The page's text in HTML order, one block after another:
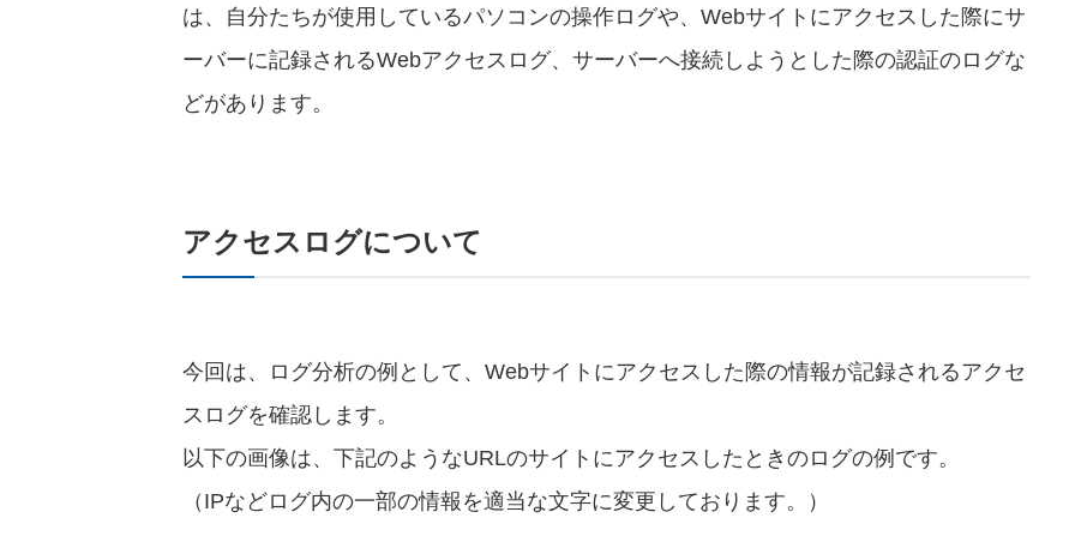
は、自分たちが使用しているパソコンの操作ログや、Webサイトにアクセスした際にサ
ーバーに記録されるWebアクセスログ、サーバーへ接続しようとした際の認証のログな
どがあります。
アクセスログについて
今回は、ログ分析の例として、Webサイトにアクセスした際の情報が記録されるアクセ
スログを確認します。
以下の画像は、下記のようなURLのサイトにアクセスしたときのログの例です。
（IPなどログ内の一部の情報を適当な文字に変更しております。）